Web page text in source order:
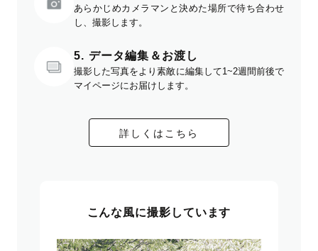
あらかじめカメラマンと決めた場所で待ち合わせ
し、撮影します。
5. データ編集＆お渡し
撮影した写真をより素敵に編集して1~2週間前後で
マイページにお届けします。
詳しくはこちら
こんな風に撮影しています